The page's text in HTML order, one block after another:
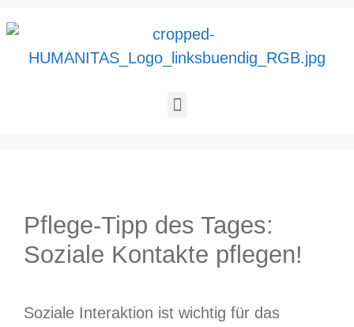
Pflege-Tipp des Tages:
Soziale Kontakte pflegen!
Soziale Interaktion ist wichtig für das